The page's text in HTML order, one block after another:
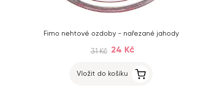
Fimo nehtové ozdoby - nařezané jahody
31 Kč 24 Kč
Vložit do košíku